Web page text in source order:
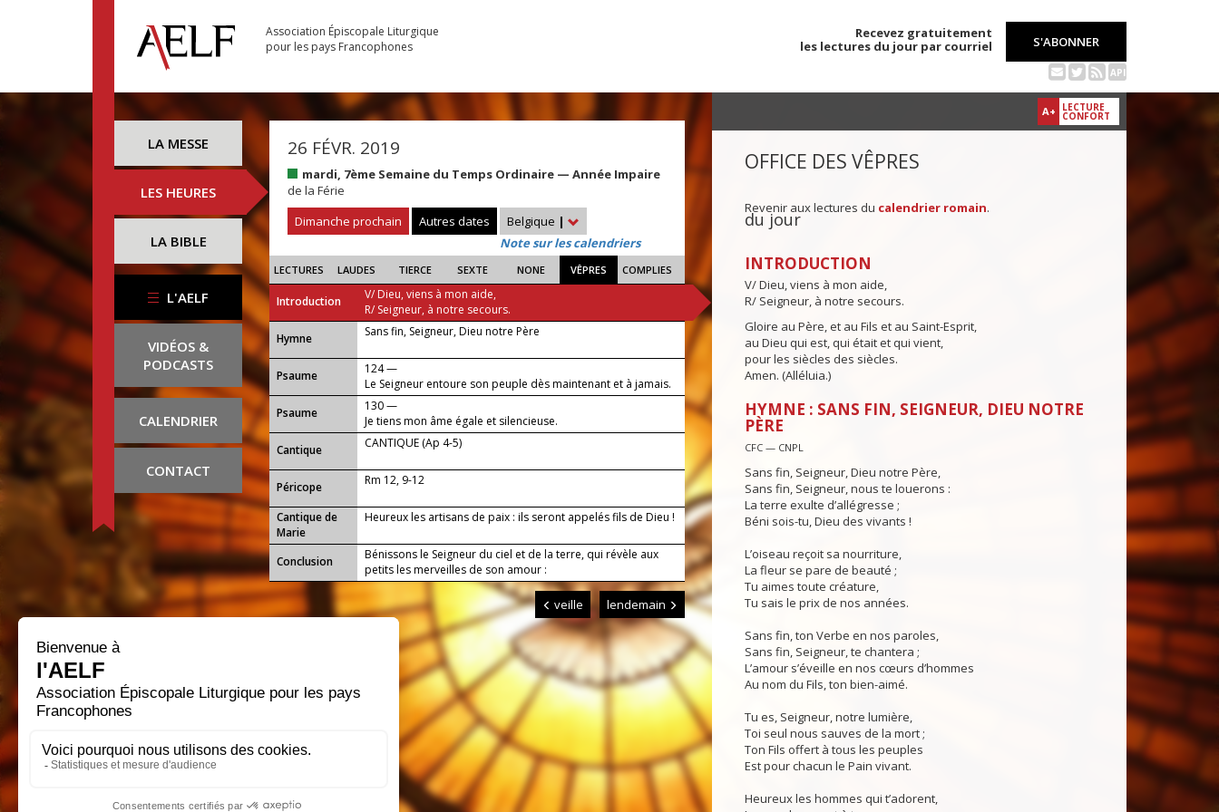
Association Épiscopale Liturgique
pour les pays Francophones
Recevez gratuitement
les lectures du jour par courriel
S'ABONNER
API
LA MESSE
LES HEURES
LA BIBLE
L'AELF
VIDÉOS &
PODCASTS
CALENDRIER
CONTACT
26 FÉVR. 2019
mardi, 7ème Semaine du Temps Ordinaire — Année Impaire
de la Férie
Dimanche prochain
Autres dates Belgique |
Note sur les calendriers
LECTURES LAUDES TIERCE SEXTE NONE VÊPRES COMPLIES
Introduction
V/ Dieu, viens à mon aide,
R/ Seigneur, à notre secours.
...
Hymne Sans fin, Seigneur, Dieu notre Père
Psaume
124 —
Le Seigneur entoure son peuple dès maintenant et à jamais.
Psaume
130 —
Je tiens mon âme égale et silencieuse.
Cantique
CANTIQUE (Ap 4-5)
Péricope Rm 12, 9-12
Cantique de
Marie
Heureux les artisans de paix : ils seront appelés fils de Dieu !
Conclusion
Bénissons le Seigneur du ciel et de la terre, qui révèle aux
petits les merveilles de son amour :
veille lendemain
A+ LECTURE
CONFORT
OFFICE DES VÊPRES
Revenir aux lectures du calendrier romain.
du jour
INTRODUCTION
V/ Dieu, viens à mon aide,
R/ Seigneur, à notre secours.
Gloire au Père, et au Fils et au Saint-Esprit,
au Dieu qui est, qui était et qui vient,
pour les siècles des siècles.
Amen. (Alléluia.)
HYMNE : SANS FIN, SEIGNEUR, DIEU NOTRE
PÈRE
CFC — CNPL
Sans fin, Seigneur, Dieu notre Père,
Sans fin, Seigneur, nous te louerons :
La terre exulte d’allégresse ;
Béni sois-tu, Dieu des vivants !
L’oiseau reçoit sa nourriture,
La fleur se pare de beauté ;
Tu aimes toute créature,
Tu sais le prix de nos années.
Sans fin, ton Verbe en nos paroles,
Sans fin, Seigneur, te chantera ;
L’amour s’éveille en nos cœurs d’hommes
Au nom du Fils, ton bien-aimé.
Tu es, Seigneur, notre lumière,
Toi seul nous sauves de la mort ;
Ton Fils offert à tous les peuples
Est pour chacun le Pain vivant.
Heureux les hommes qui t’adorent,